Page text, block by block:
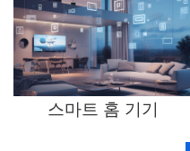
스마트 홈 기기